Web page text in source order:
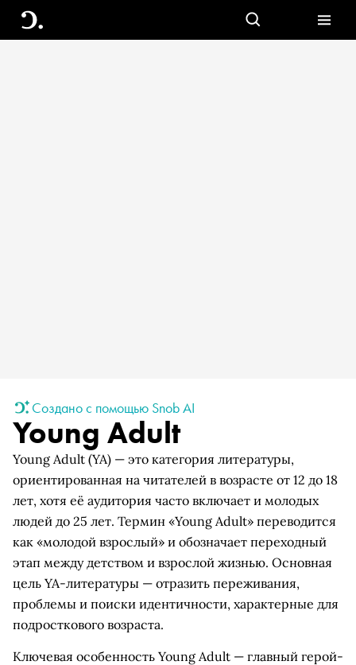
Создано с помощью Snob AI
Young Adult
Young Adult (YA) — это категория литературы,
ориентированная на читателей в возрасте от 12 до 18
лет, хотя её аудитория часто включает и молодых
людей до 25 лет. Термин «Young Adult» переводится
как «молодой взрослый» и обозначает переходный
этап между детством и взрослой жизнью. Основная
цель YA-литературы — отразить переживания,
проблемы и поиски идентичности, характерные для
подросткового возраста.
Ключевая особенность Young Adult — главный герой-